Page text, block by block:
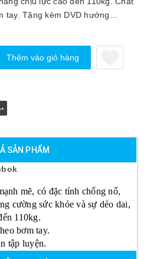
tay. Tặng kèm DVD hướng...
Thêm vào giỏ hàng
SẢN PHẨM
mẽ, có đặc tính chống nổ,
cườngsức khỏe và sự dẻo dai,
110kg.
bơm tay.
tập luyện.